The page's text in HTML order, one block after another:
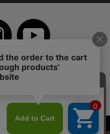
います。Cookieの使用に同意いた
ご利用案内
ご利用規約
取引法
All Rights Reserved.